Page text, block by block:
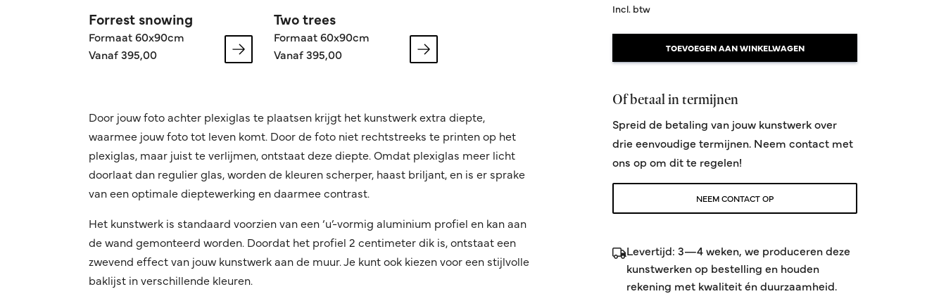
Forrest snowing
Formaat 60x90cm
Vanaf 395,00
Two trees
Formaat 60x90cm
Vanaf 395,00
Door jouw foto achter plexiglas te plaatsen krijgt het kunstwerk extra diepte,
waarmee jouw foto tot leven komt. Door de foto niet rechtstreeks te printen op het
plexiglas, maar juist te verlijmen, ontstaat deze diepte. Omdat plexiglas meer licht
doorlaat dan regulier glas, worden de kleuren scherper, haast briljant, en is er sprake
van een optimale dieptewerking en daarmee contrast.
Het kunstwerk is standaard voorzien van een ‘u’-vormig aluminium profiel en kan aan
de wand gemonteerd worden. Doordat het profiel 2 centimeter dik is, ontstaat een
zwevend effect van jouw kunstwerk aan de muur. Je kunt ook kiezen voor een stijlvolle
baklijst in verschillende kleuren.
Incl. btw
TOEVOEGEN AAN WINKELWAGEN
Of betaal in termijnen
Spreid de betaling van jouw kunstwerk over
drie eenvoudige termijnen. Neem contact met
ons op om dit te regelen!
NEEM CONTACT OP
Levertijd: 3—4 weken, we produceren deze
kunstwerken op bestelling en houden
rekening met kwaliteit én duurzaamheid.